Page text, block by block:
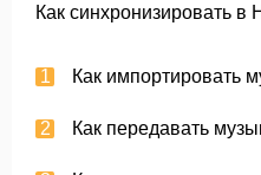
Как синхронизировать в
Как передавать